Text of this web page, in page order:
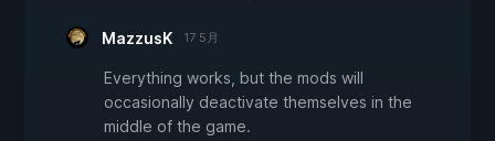
MazzusK 17 5月
Everything works, but the mods will
occasionally deactivate themselves in the
middle of the game.